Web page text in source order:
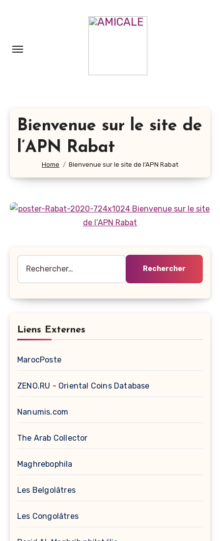
principal
Bienvenue sur le site de
l’APN Rabat
Home Bienvenue sur le site de l’APN Rabat
Liens Externes
MarocPoste
ZENO.RU - Oriental Coins Database
Nanumis.com
The Arab Collector
Maghrebophila
Les Belgolâtres
Les Congolâtres